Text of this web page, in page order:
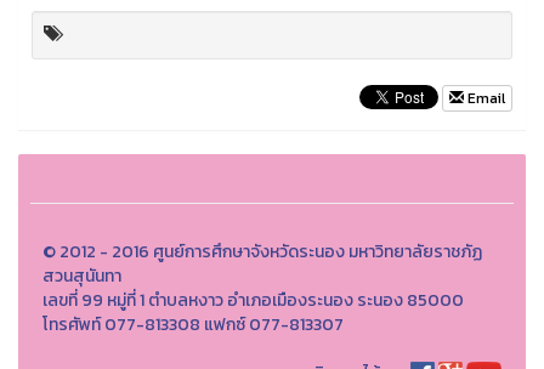
Email
© 2012 - 2016 ศูนย์การศึกษาจังหวัดระนอง มหาวิทยาลัยราชภัฏ
สวนสุนันทา
เลขที่ 99 หมู่ที่ 1 ตำบลหงาว อำเภอเมืองระนอง ระนอง 85000
โทรศัพท์ 077-813308 แฟกซ์ 077-813307